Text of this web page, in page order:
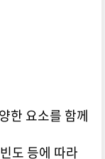
한 요소를 함께
도 등에 따라